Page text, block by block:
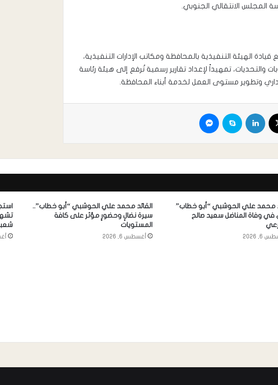
المجلس الانتقالي الجنوبي.
الهيئة التنفيذية بالمحافظة ومكاتب الإدارات التنفيذية،
والتحديات، تمهيداً لإعداد تقارير رسمية تُرفع إلى هيئة رئاسة
وتطوير مستوى العمل لخدمة أبناء المحافظة.
محمد علي الحوشبي “أبو خطاب”
في وفاة المناضل سعيد صالح
6, 2026
القائد محمد علي الحوشبي “أبو خطاب”..
سيرة نضالٍ وحضورٍ مؤثر على كافة
المستويات
أغسطس 6, 2026